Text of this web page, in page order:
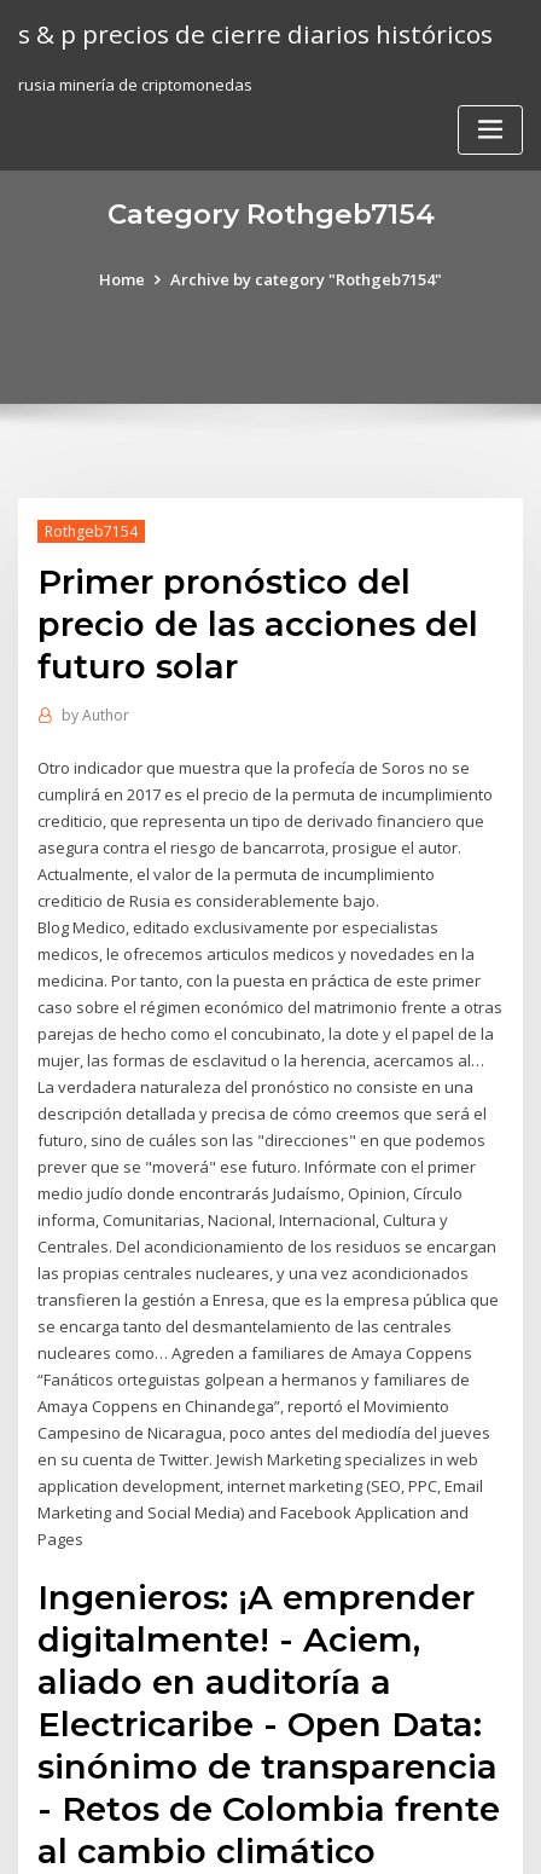
s & p precios de cierre diarios históricos
rusia minería de criptomonedas
Category Rothgeb7154
Home Archive by category "Rothgeb7154"
Rothgeb7154
Primer pronóstico del
precio de las acciones del
futuro solar
byAuthor
Otro indicador que muestra que la profecía de Soros no se
cumplirá en 2017 es el precio de la permuta de incumplimiento
crediticio, que representa un tipo de derivado financiero que
asegura contra el riesgo de bancarrota, prosigue el autor.
Actualmente, el valor de la permuta de incumplimiento
crediticio de Rusia es considerablemente bajo.
Blog Medico, editado exclusivamente por especialistas
medicos, le ofrecemos articulos medicos y novedades en la
medicina. Por tanto, con la puesta en práctica de este primer
caso sobre el régimen económico del matrimonio frente a otras
parejas de hecho como el concubinato, la dote y el papel de la
mujer, las formas de esclavitud o la herencia, acercamos al…
La verdadera naturaleza del pronóstico no consiste en una
descripción detallada y precisa de cómo creemos que será el
futuro, sino de cuáles son las "direcciones" en que podemos
prever que se "moverá" ese futuro. Infórmate con el primer
medio judío donde encontrarás Judaísmo, Opinion, Círculo
informa, Comunitarias, Nacional, Internacional, Cultura y
Centrales. Del acondicionamiento de los residuos se encargan
las propias centrales nucleares, y una vez acondicionados
transfieren la gestión a Enresa, que es la empresa pública que
se encarga tanto del desmantelamiento de las centrales
nucleares como… Agreden a familiares de Amaya Coppens
“Fanáticos orteguistas golpean a hermanos y familiares de
Amaya Coppens en Chinandega”, reportó el Movimiento
Campesino de Nicaragua, poco antes del mediodía del jueves
en su cuenta de Twitter. Jewish Marketing specializes in web
application development, internet marketing (SEO, PPC, Email
Marketing and Social Media) and Facebook Application and
Pages
Ingenieros: ¡A emprender
digitalmente! - Aciem,
aliado en auditoría a
Electricaribe - Open Data:
sinónimo de transparencia
- Retos de Colombia frente
al cambio climático